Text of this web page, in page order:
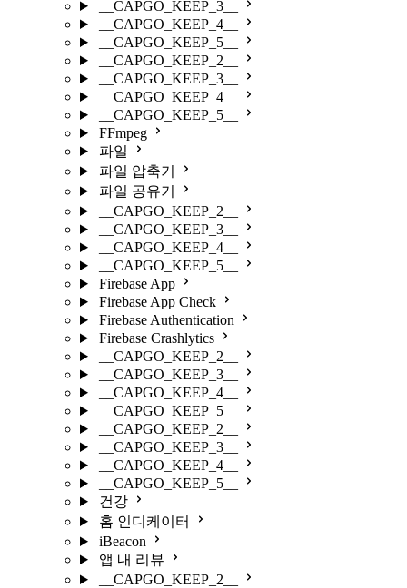
__CAPGO_KEEP_3__
__CAPGO_KEEP_4__
__CAPGO_KEEP_5__
__CAPGO_KEEP_2__
__CAPGO_KEEP_3__
__CAPGO_KEEP_4__
__CAPGO_KEEP_5__
FFmpeg
파일
파일 압축기
파일 공유기
__CAPGO_KEEP_2__
__CAPGO_KEEP_3__
__CAPGO_KEEP_4__
__CAPGO_KEEP_5__
Firebase App
Firebase App Check
Firebase Authentication
Firebase Crashlytics
__CAPGO_KEEP_2__
__CAPGO_KEEP_3__
__CAPGO_KEEP_4__
__CAPGO_KEEP_5__
__CAPGO_KEEP_2__
__CAPGO_KEEP_3__
__CAPGO_KEEP_4__
__CAPGO_KEEP_5__
건강
홈 인디케이터
iBeacon
앱 내 리뷰
__CAPGO_KEEP_2__